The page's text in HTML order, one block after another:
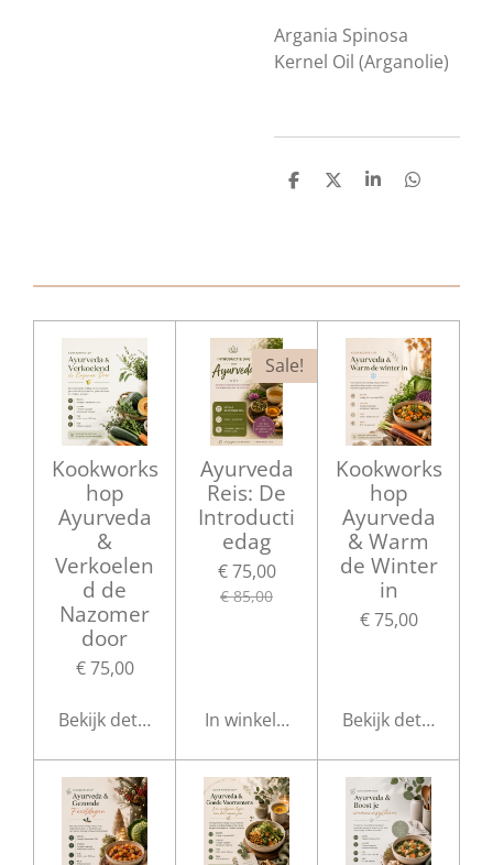
Argania Spinosa
Kernel Oil (Arganolie)
D
D
S
D
Kookworks
hop
Ayurveda
&
Verkoelen
d de
Nazomer
door
€ 75,00
Bekijk details
Sale!
Ayurveda
Reis: De
Introducti
edag
€ 75,00
€ 85,00
In winkelwagen
Kookworks
hop
Ayurveda
& Warm
de Winter
in
€ 75,00
Bekijk details